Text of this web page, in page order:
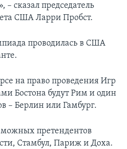
– сказал председатель
США Ларри Пробст.
проводилась в США
на право проведения Игр
Бостона будут Рим и один
– Берлин или Гамбург.
претендентов
Стамбул, Париж и Доха.